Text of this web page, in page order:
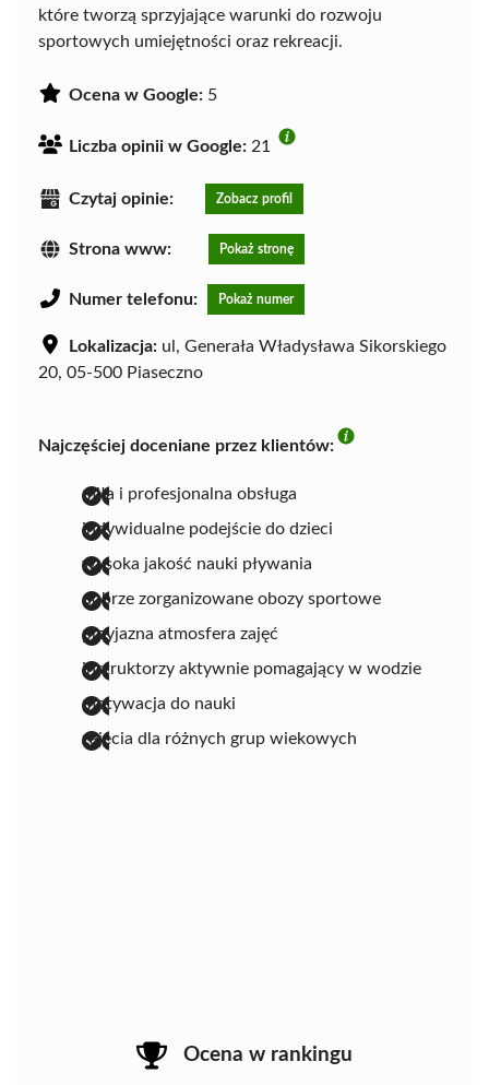
które tworzą sprzyjające warunki do rozwoju
sportowych umiejętności oraz rekreacji.
Ocena w Google: 5
Liczba opinii w Google: 21
Czytaj opinie: Zobacz profil
Strona www: Pokaż stronę
Numer telefonu: Pokaż numer
Lokalizacja: ul, Generała Władysława Sikorskiego
20, 05-500 Piaseczno
Najczęściej doceniane przez klientów:
miła i profesjonalna obsługa
indywidualne podejście do dzieci
wysoka jakość nauki pływania
dobrze zorganizowane obozy sportowe
przyjazna atmosfera zajęć
instruktorzy aktywnie pomagający w wodzie
motywacja do nauki
zajęcia dla różnych grup wiekowych
Ocena w rankingu